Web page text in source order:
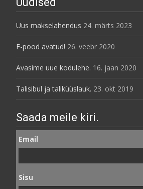
Uus makselahendus 24. märts 2023
E-pood avatud! 26. veebr 2020
Avasime uue kodulehe. 16. jaan 2020
Talisibul ja taliküüslauk. 23. okt 2019
Saada meile kiri.
Email
Sisu